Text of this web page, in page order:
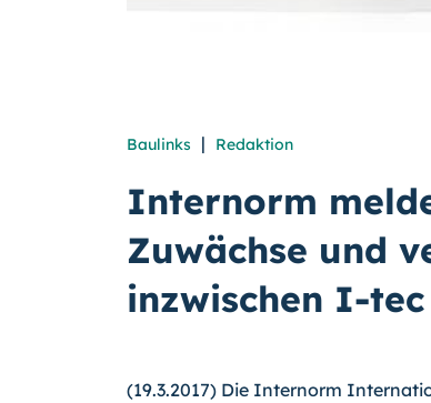
Baulinks | Redaktion
Internorm
Zuwächse und
inzwischen I-tec
(19.3.2017) Die Internorm